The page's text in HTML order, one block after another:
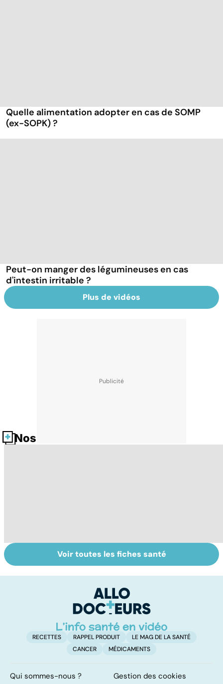
Quelle alimentation adopter en cas de SOMP
(ex-SOPK) ?
Peut-on manger des légumineuses en cas
d'intestin irritable ?
Plus de vidéos
Nos fiches santé
Tout savoir sur
les infections
Inflammation des
amygdales : que
d'angine ?
Voir toutes les fiches santé
RECETTES RAPPEL PRODUIT
LE MAG DE LA SANTÉ
CANCER
MÉDICAMENTS
Qui sommes-nous ?
Gestion des cookies